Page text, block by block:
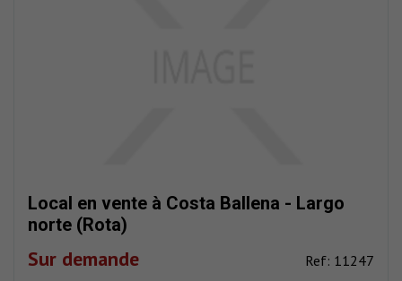
Local en vente à Costa Ballena - Largo
norte (Rota)
Sur demande Ref: 11247